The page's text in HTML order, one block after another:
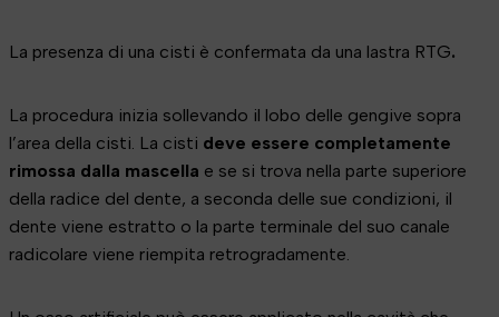
La presenza di una cisti è confermata da una lastra RTG.
La procedura inizia sollevando il lobo delle gengive sopra
l’area della cisti. La cisti deve essere completamente
rimossa dalla mascella e se si trova nella parte superiore
della radice del dente, a seconda delle sue condizioni, il
dente viene estratto o la parte terminale del suo canale
radicolare viene riempita retrogradamente.